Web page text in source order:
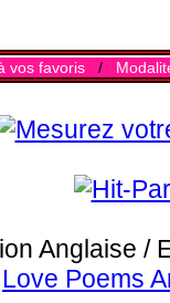
vos favoris/
Anglaise /
Love Poems